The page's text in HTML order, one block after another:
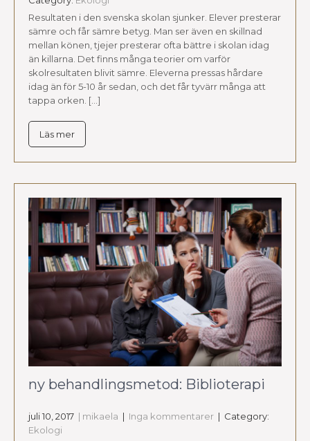
Resultaten i den svenska skolan sjunker. Elever presterar
sämre och får sämre betyg. Man ser även en skillnad
mellan könen, tjejer presterar ofta bättre i skolan idag
än killarna. Det finns många teorier om varför
skolresultaten blivit sämre. Eleverna pressas hårdare
idag än för 5-10 år sedan, och det får tyvärr många att
tappa orken. […]
Läs mer
ny behandlingsmetod: Biblioterapi
juli 10, 2017 | mikaela | Inga kommentarer | Category:
Ekologi